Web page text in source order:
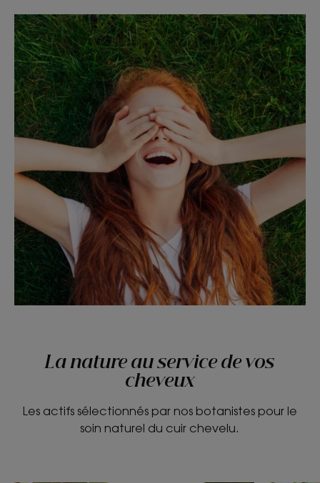
La nature au service de vos
cheveux
Les actifs sélectionnés par nos botanistes pour le
soin naturel du cuir chevelu.